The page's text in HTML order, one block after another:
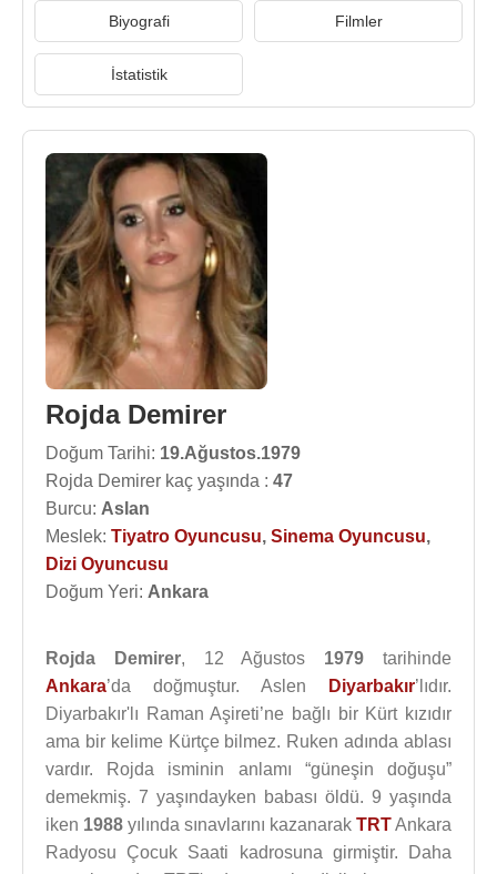
Biyografi Filmler
İstatistik
Rojda Demirer
Doğum Tarihi: 19.Ağustos.1979
Rojda Demirer kaç yaşında : 47
Burcu: Aslan
Meslek: Tiyatro Oyuncusu, Sinema Oyuncusu,
Dizi Oyuncusu
Doğum Yeri: Ankara
Rojda Demirer, 12 Ağustos 1979 tarihinde
Ankara’da doğmuştur. Aslen Diyarbakır’lıdır.
Diyarbakır'lı Raman Aşireti’ne bağlı bir Kürt kızıdır
ama bir kelime Kürtçe bilmez. Ruken adında ablası
vardır. Rojda isminin anlamı “güneşin doğuşu”
demekmiş. 7 yaşındayken babası öldü. 9 yaşında
iken 1988 yılında sınavlarını kazanarak TRTAnkara
Radyosu Çocuk Saati kadrosuna girmiştir. Daha